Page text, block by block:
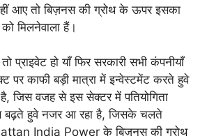
आए तो बिज़नस की ग्रोथ के ऊपर इसका
मिलनेवाला हैं।
प्राइवेट हो याँ फिर सरकारी सभी कंपनीयाँ
पर काफी बड़ी मात्रा में इन्वेस्टमेंट करते हुवे
जिस वजह से इस सेक्टर में पतियोगिता
बढ़ते हुवे नजर आ रहा है, जिसके चलते
India Power के बिज़नस की ग्रोथ